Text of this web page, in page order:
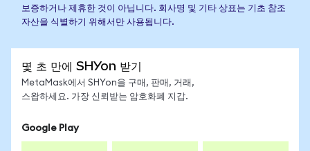
보증하거나 제휴한 것이 아닙니다. 회사명 및 기타 상표는 기초 참조
자산을 식별하기 위해서만 사용됩니다.
몇 초 만에 SHYon 받기
MetaMask에서 SHYon을 구매, 판매, 거래,
스왑하세요. 가장 신뢰받는 암호화폐 지갑.
Google Play